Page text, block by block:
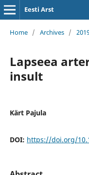
Eesti Arst
Home / Archives /
Lapseea
insult
Kärt Pajula
DOI: https://doi.org/